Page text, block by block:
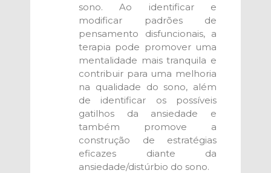
sono. Ao identificar e
modificar padrões de
pensamento disfuncionais, a
terapia pode promover uma
mentalidade mais tranquila e
contribuir para uma melhoria
na qualidade do sono, além
de identificar os possíveis
gatilhos da ansiedade e
também promove a
construção de estratégias
eficazes diante da
ansiedade/distúrbio do sono.